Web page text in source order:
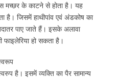
मच्छर के काटने से होता है। यह
है। जिसमें हाथीपांव एवं अंडकोष का
पाए जाते हैं। इसके अलावा
हो सकता है।
है। इसमें व्यक्ति का पैर सामान्य